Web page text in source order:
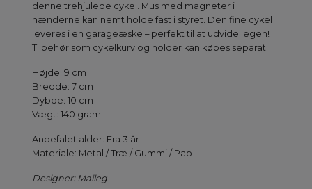
denne trehjulede cykel. Mus med magneter i
hænderne kan nemt holde fast i styret. Den fine cykel
leveres i en garageæske – perfekt til at udvide legen!
Tilbehør som cykelkurv og holder kan købes separat.
Højde: 9 cm
Bredde: 7 cm
Dybde: 10 cm
Vægt: 140 gram
Anbefalet alder: Fra 3 år
Materiale: Metal / Træ / Gummi / Pap
Designer: Maileg